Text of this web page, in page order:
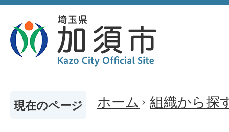
現在のページ ホーム 組織から探